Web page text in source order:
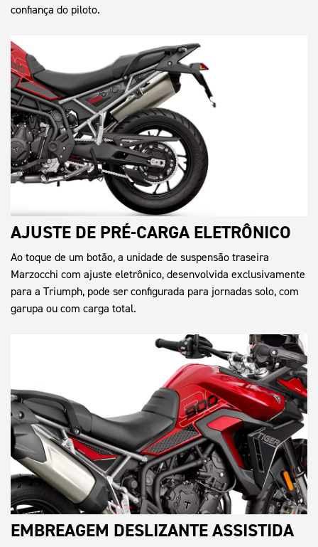
confiança do piloto.
AJUSTE DE PRÉ-CARGA ELETRÔNICO
Ao toque de um botão, a unidade de suspensão traseira
Marzocchi com ajuste eletrônico, desenvolvida exclusivamente
para a Triumph, pode ser configurada para jornadas solo, com
garupa ou com carga total.
EMBREAGEM DESLIZANTE ASSISTIDA